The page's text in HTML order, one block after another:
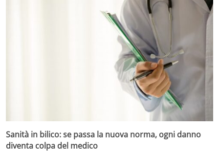
Sanità in bilico: se passa la nuova norma, ogni danno
diventa colpa del medico